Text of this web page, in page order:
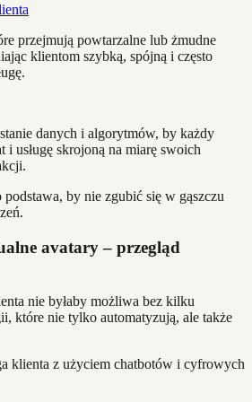
przejmują powtarzalne lub żmudne
klientom szybką, spójną i często
danych i algorytmów, by każdy
i usługę skrojoną na miarę swoich
by nie zgubić się w gąszczu
avatary – przegląd
nie byłaby możliwa bez kilku
które nie tylko automatyzują, ale także